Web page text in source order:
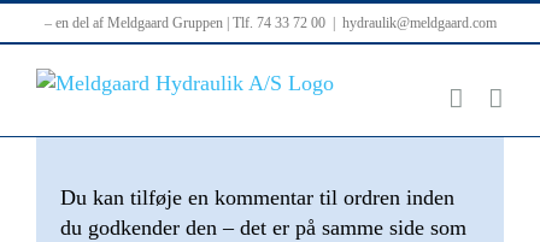
to
content
– en del af Meldgaard Gruppen | Tlf. 74 33 72 00 hydraulik@meldgaard.com
Du kan tilføje en kommentar til ordren inden
du godkender den – det er på samme side som